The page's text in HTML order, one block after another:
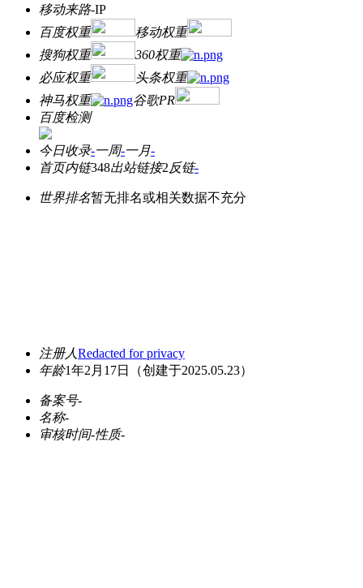
移动来路-IP
百度权重
移动权重
搜狗权重
360权重
必应权重
头条权重
神马权重
谷歌PR
百度检测
今日收录-一周-一月-
首页内链348出站链接2反链-
世界排名暂无排名或相关数据不充分
注册人Redacted for privacy
年龄1年2月17日 （创建于2025.05.23）
备案号-
名称-
审核时间-性质-